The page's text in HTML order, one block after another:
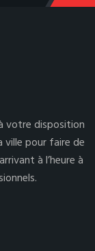
votre disposition
ville pour faire de
à l’heure à